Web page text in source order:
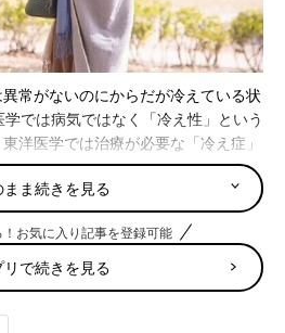
常がないのにからだが冷えている状
では病気ではなく「冷え性」という
洋医学では治療が必要な「冷え症」
だけでなく、そのままにしておくと
ぎれやしもやけになる、寝つきや寝
、だるさ、疲れやすい、便秘、下
、不安感など全身に不調としてあら
、と放置しないで早めに対策をしま
まま続きを見る
お気に入り記事を登録可能
リで続きを見る